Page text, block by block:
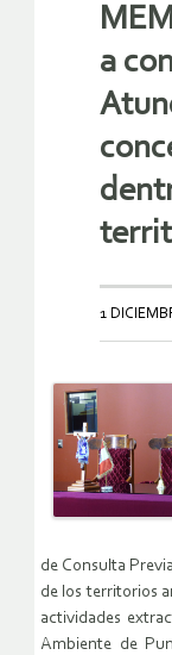
a
1
de Consulta
de los territorios
actividades
Ambiente de